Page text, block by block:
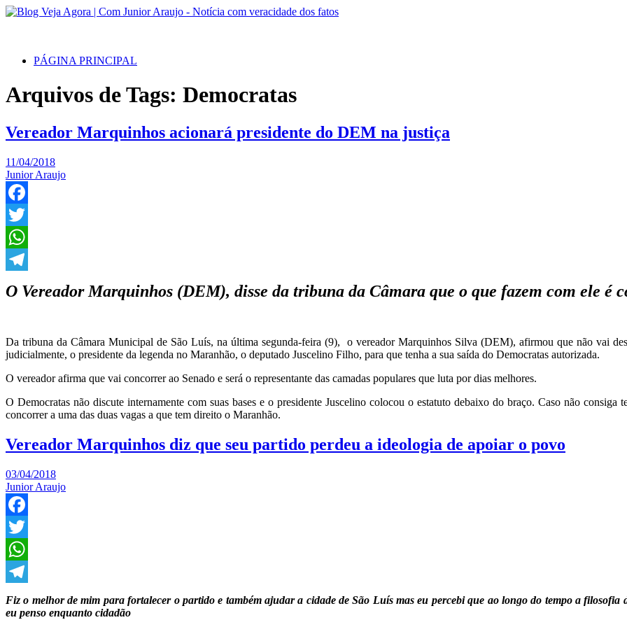
PÁGINA PRINCIPAL
Arquivos de Tags: Democratas
Vereador Marquinhos acionará presidente do DEM na justiça
11/04/2018
Junior Araujo
Facebook
Twitter
WhatsApp
O Vereador Marquinhos (DEM), disse da tribuna da Câmara que o que fazem com ele é
Da tribuna da Câmara Municipal de São Luís, na última segunda-feira (9), o vereador Marquinhos Silva (DEM), afirmou que não vai
judicialmente, o presidente da legenda no Maranhão, o deputado Juscelino Filho, para que tenha a sua saída do Democratas autorizada.
O vereador afirma que vai concorrer ao Senado e será o representante das camadas populares que luta por dias melhores.
O Democratas não discute internamente com suas bases e o presidente Juscelino colocou o estatuto debaixo do braço. Caso não
concorrer a uma das duas vagas a que tem direito o Maranhão.
Vereador Marquinhos diz que seu partido perdeu a ideologia de apoiar o povo
03/04/2018
Junior Araujo
Facebook
Twitter
WhatsApp
Telegram
Fiz o melhor de mim para fortalecer o partido e também ajudar a cidade de São Luís mas eu percebi que ao longo do tempo a
eu penso enquanto cidadão